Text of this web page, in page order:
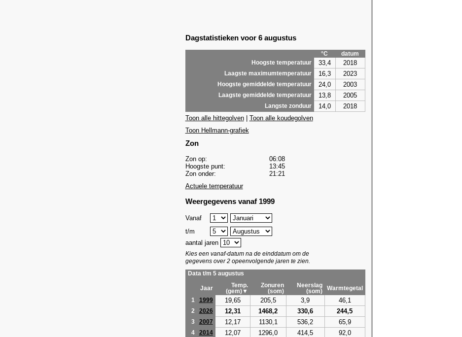
Dagstatistieken voor 6 augustus
°C
datum
Hoogste temperatuur
33,4 2018
Laagste maximumtemperatuur 16,3 2023
Hoogste gemiddelde temperatuur 24,0 2003
Laagste gemiddelde temperatuur 13,8 2005
Langste zonduur 14,0
2018
Toon alle hittegolven| Toon alle koudegolven
Toon Hellmann-grafiek
Zon
Zon op:
06:08
Hoogste punt:
13:45
Zon onder:
21:21
Actuele temperatuur
Weergegevens vanaf 1999
Vanaf
t/m
aantal jaren
Kies een vanaf-datum na de einddatum om de
gegevens over 2 opeenvolgende jaren te zien.
Data t/m 5 augustus
Jaar
Temp.
(gem)▼
Zonuren
(som)
Neerslag
(som)
Warmtegetal
1
1999 19,65 205,5 3,9 46,1
2 2026 12,31 1468,2 330,6 244,5
3 2007 12,17 1130,1 536,2 65,9
4 2014 12,07 1296,0 414,5 92,0